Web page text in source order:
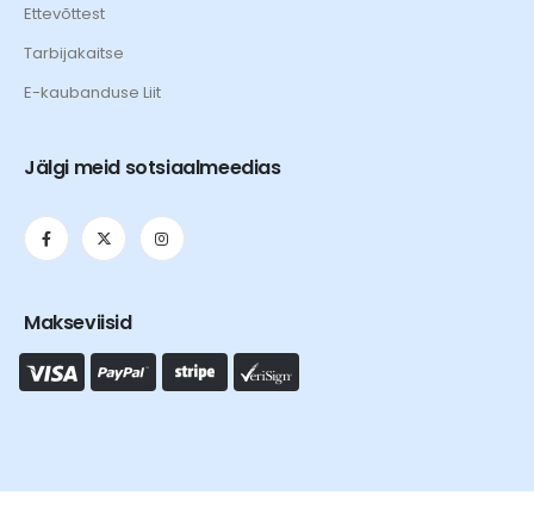
Ettevõttest
Tarbijakaitse
E-kaubanduse Liit
Jälgi meid sotsiaalmeedias
Makseviisid